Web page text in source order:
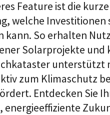
Feature ist die
welche
kann. So erhalten
Solarprojekte
unterstützt
zum Klimaschutz
Entdecken Sie
energieeffiziente